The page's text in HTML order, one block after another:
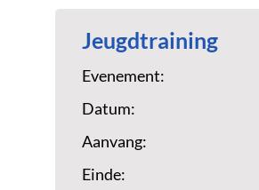
Jeugdtraining
Evenement:
Datum:
Aanvang:
Einde: